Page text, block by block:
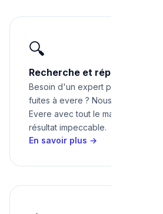
🔍
Recherche et réparation de
Besoin d'un expert pour
fuites à evere ? Nous intervenons
Evere avec tout le matériel
résultat impeccable.
En savoir plus →